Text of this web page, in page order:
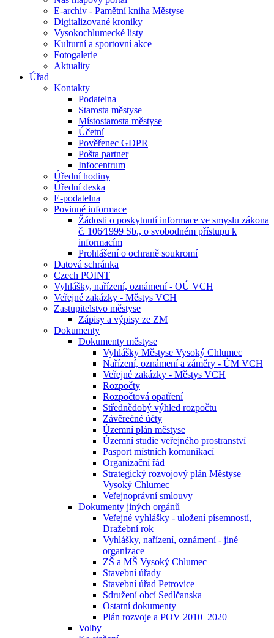
E-archiv - Pamětní kniha Městyse
Digitalizované kroniky
Vysokochlumecké listy
Kulturní a sportovní akce
Fotogalerie
Aktuality
Úřad
Kontakty
Podatelna
Starosta městyse
Místostarosta městyse
Účetní
Pověřenec GDPR
Pošta partner
Infocentrum
Úřední hodiny
Úřední deska
E-podatelna
Povinné informace
Žádosti o poskytnutí informace ve smyslu zákona
č. 106⁄1999 Sb., o svobodném přístupu k
informacím
Prohlášení o ochraně soukromí
Datová schránka
Czech POINT
Vyhlášky, nařízení, oznámení - OÚ VCH
Veřejné zakázky - Městys VCH
Zastupitelstvo městyse
Zápisy a výpisy ze ZM
Dokumenty
Dokumenty městyse
Vyhlášky Městyse Vysoký Chlumec
Nařízení, oznámení a záměry - ÚM VCH
Veřejné zakázky - Městys VCH
Rozpočty
Rozpočtová opatření
Střednědobý výhled rozpočtu
Závěrečné účty
Územní plán městyse
Územní studie veřejného prostranství
Pasport místních komunikací
Organizační řád
Strategický rozvojový plán Městyse
Vysoký Chlumec
Veřejnoprávní smlouvy
Dokumenty jiných orgánů
Veřejné vyhlášky - uložení písemností,
Dražební rok
Vyhlášky, nařízení, oznámení - jiné
organizace
ZŠ a MŠ Vysoký Chlumec
Stavební úřady
Stavební úřad Petrovice
Sdružení obcí Sedlčanska
Ostatní dokumenty
Plán rozvoje a POV 2010–2020
Volby